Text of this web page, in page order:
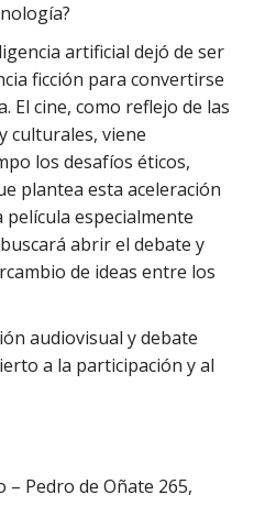
artificial dejó de ser
ficción para convertirse
El cine, como reflejo de las
culturales, viene
los desafíos éticos,
plantea esta aceleración
especialmente
abrir el debate y
de ideas entre los
audiovisual y debate
a la participación y al
Pedro de Oñate 265,